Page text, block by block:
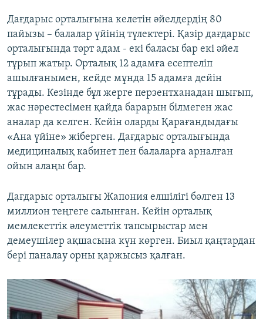
Дағдарыс орталығына келетін әйелдердің 80
пайызы – балалар үйінің түлектері. Қазір дағдарыс
орталығында төрт адам - екі баласы бар екі әйел
тұрып жатыр. Орталық 12 адамға есептеліп
ашылғанымен, кейде мұнда 15 адамға дейін
тұрады. Кезінде бұл жерге перзентханадан шығып,
жас нәрестесімен қайда барарын білмеген жас
аналар да келген. Кейін оларды Қарағандыдағы
«Ана үйіне» жіберген. Дағдарыс орталығында
медициналық кабинет пен балаларға арналған
ойын алаңы бар.
Дағдарыс орталығы Жапония елшілігі бөлген 13
миллион теңгеге салынған. Кейін орталық
мемлекеттік әлеуметтік тапсырыстар мен
демеушілер ақшасына күн көрген. Биыл қаңтардан
бері паналау орны қаржысыз қалған.